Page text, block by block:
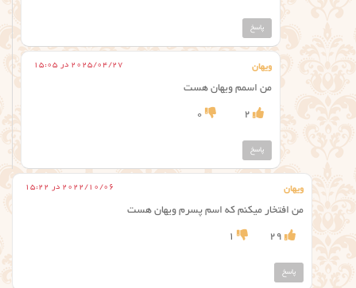
پاسخ
ویهان 2025/04/27 در 15:05
من اسمم ویهان هست
2
0
پاسخ
ویهان 2022/10/06 در 15:22
من افتخار میکنم که اسم پسرم ویهان هست
29
1
پاسخ